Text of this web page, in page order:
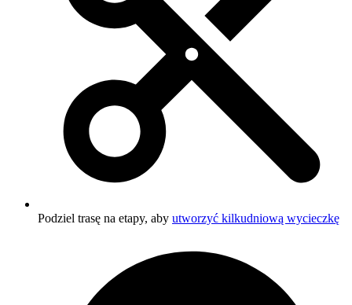
Podziel trasę na etapy, aby utworzyć kilkudniową wycieczkę